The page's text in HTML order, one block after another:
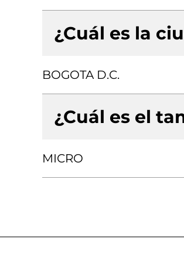
¿Cuál es la
BOGOTA D.C.
¿Cuál es el
MICRO